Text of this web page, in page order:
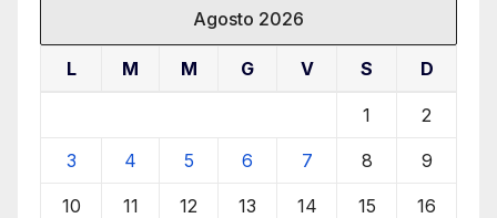
Agosto 2026
L M M G V S D
1 2
3 4 5 6 7 8 9
10 11 12 13 14 15 16